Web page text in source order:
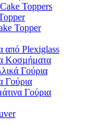
Toppers
Topper
από Plexiglass
Κοσμήματα
Γούρια
Γούρια
Γούρια